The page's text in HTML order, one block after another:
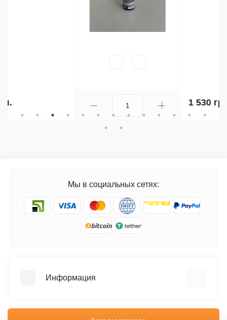
1 530 грн.
Мы в социальных сетях:
Информация